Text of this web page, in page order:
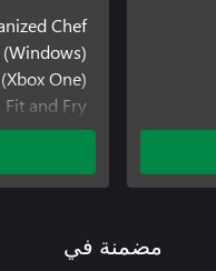
Chef
One)
Fit and Fry
One)
Dishes
One)
Pathways
مضمنة في